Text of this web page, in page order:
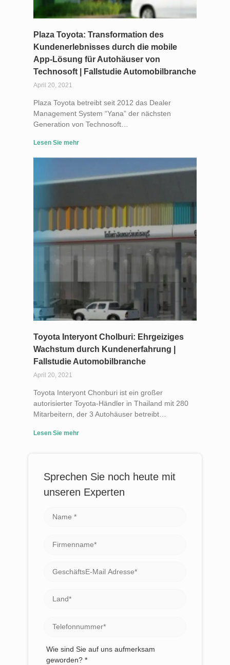
Plaza Toyota: Transformation des
Kundenerlebnisses durch die mobile
App-Lösung für Autohäuser von
Technosoft | Fallstudie Automobilbranche
April 20, 2021
Plaza Toyota betreibt seit 2012 das Dealer
Management System “Yana” der nächsten
Generation von Technosoft…
Lesen Sie mehr
Toyota Interyont Cholburi: Ehrgeiziges
Wachstum durch Kundenerfahrung |
Fallstudie Automobilbranche
April 20, 2021
Toyota Interyont Chonburi ist ein großer
autorisierter Toyota-Händler in Thailand mit 280
Mitarbeitern, der 3 Autohäuser betreibt…
Lesen Sie mehr
Sprechen Sie noch heute mit
unseren Experten
Wie sind Sie auf uns aufmerksam
geworden? *